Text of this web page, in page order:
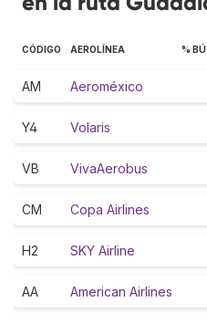
CÓDIGO AEROLÍNEA %
AM Aeroméxico
Y4 Volaris
VB VivaAerobus
CM Copa Airlines
H2 SKY Airline
AA American Airlines